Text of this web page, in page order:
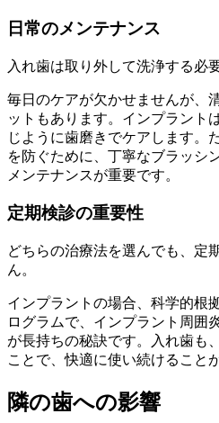
日常のメンテナンス
入れ歯は取り外して洗浄する必
毎日のケアが欠かせませんが、
ットもあります。インプラント
じように歯磨きでケアします。
を防ぐために、丁寧なブラッシ
メンテナンスが重要です。
定期検診の重要性
どちらの治療法を選んでも、定
ん。
インプラントの場合、科学的根
ログラムで、インプラント周囲
が長持ちの秘訣です。入れ歯も
ことで、快適に使い続けること
隣の歯への影響